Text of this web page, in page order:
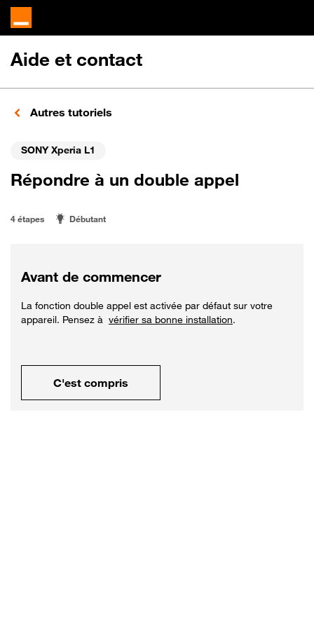
Aide et contact
Autres tutoriels
SONY Xperia L1
Répondre à un double appel
4 étapes Débutant
Avant de commencer
La fonction double appel est activée par défaut sur votre
appareil. Pensez à vérifier sa bonne installation.
C'est compris